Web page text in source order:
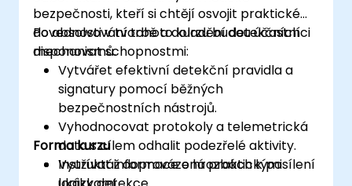
bezpečnosti, kteří si chtějí osvojit praktické
dovednosti v tvorbě a doladění detekčních
mechanismů.
Po absolvování tohoto kurzu budou účastníci
disponovat schopnostmi:
Vytvářet efektivní detekční pravidla a
signatury pomocí běžných
bezpečnostních nástrojů.
Vyhodnocovat protokoly a telemetrická
data s cílem odhalit podezřelé aktivity.
Využívat informace o hrozbách k posílení
Forma kurzu
Instruktáž doprovázená praktickými